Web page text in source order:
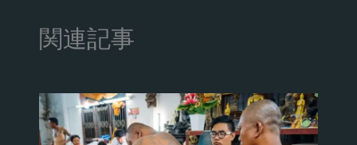
関連記事